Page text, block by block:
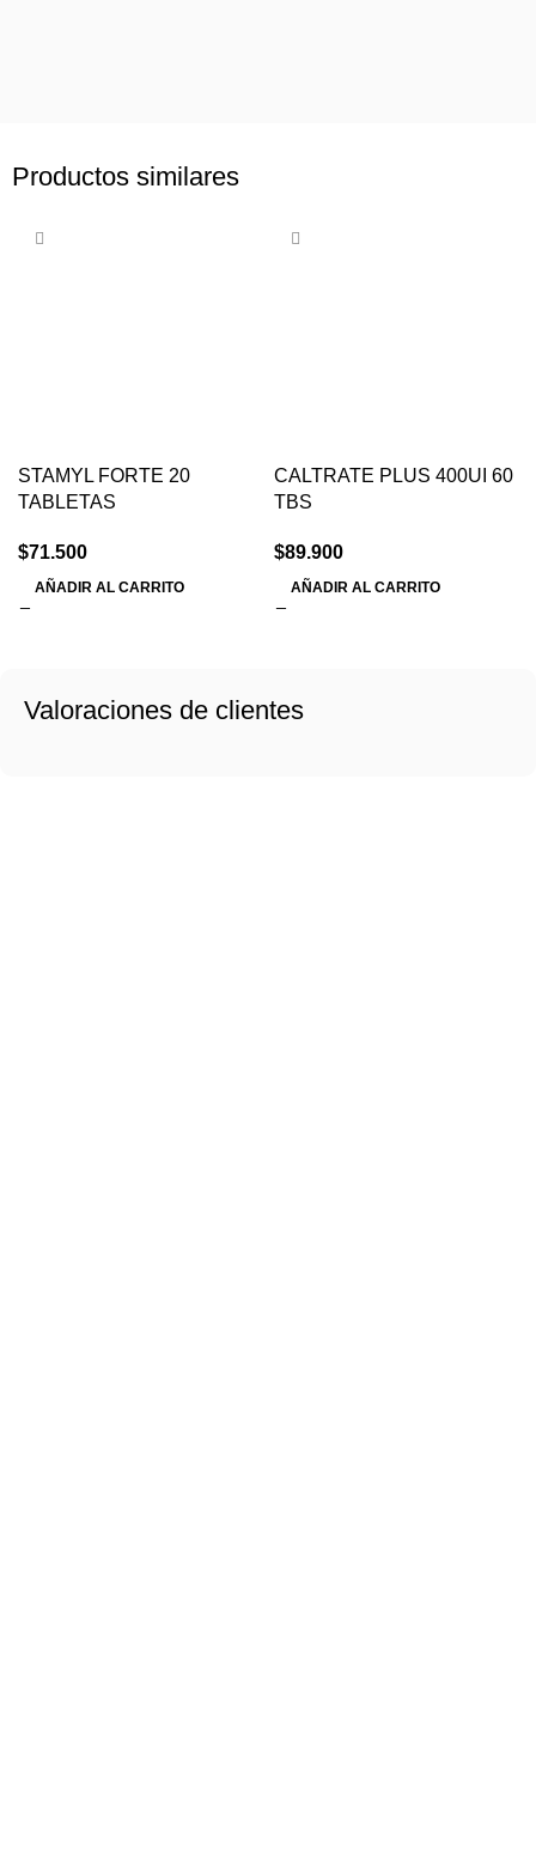
Productos similares
STAMYL FORTE 20
TABLETAS
$71.500
AÑADIR AL CARRITO
CALTRATE PLUS 400UI 60
TBS
$89.900
AÑADIR AL CARRITO
Valoraciones de clientes